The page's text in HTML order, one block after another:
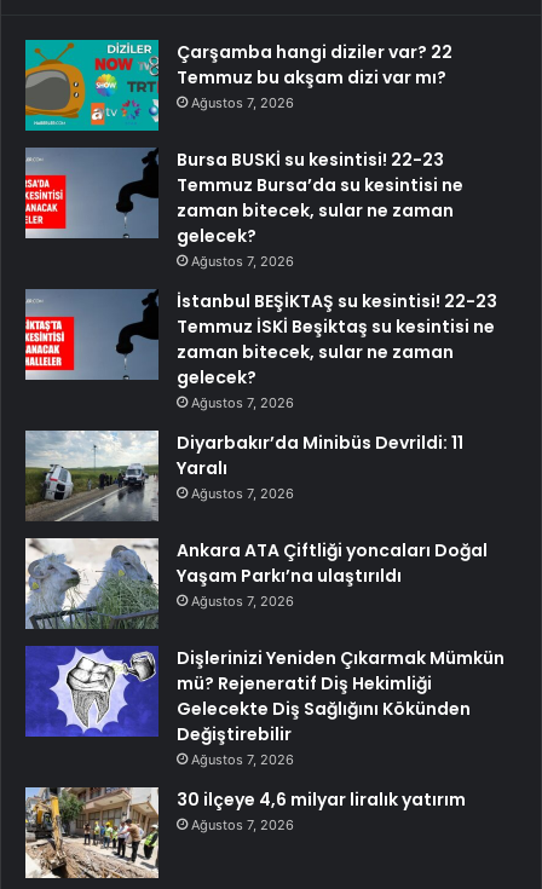
Çarşamba hangi diziler var? 22
Temmuz bu akşam dizi var mı?
Ağustos 7, 2026
Bursa BUSKİ su kesintisi! 22-23
Temmuz Bursa’da su kesintisi ne
zaman bitecek, sular ne zaman
gelecek?
Ağustos 7, 2026
İstanbul BEŞİKTAŞ su kesintisi! 22-23
Temmuz İSKİ Beşiktaş su kesintisi ne
zaman bitecek, sular ne zaman
gelecek?
Ağustos 7, 2026
Diyarbakır’da Minibüs Devrildi: 11
Yaralı
Ağustos 7, 2026
Ankara ATA Çiftliği yoncaları Doğal
Yaşam Parkı’na ulaştırıldı
Ağustos 7, 2026
Dişlerinizi Yeniden Çıkarmak Mümkün
mü? Rejeneratif Diş Hekimliği
Gelecekte Diş Sağlığını Kökünden
Değiştirebilir
Ağustos 7, 2026
30 ilçeye 4,6 milyar liralık yatırım
Ağustos 7, 2026